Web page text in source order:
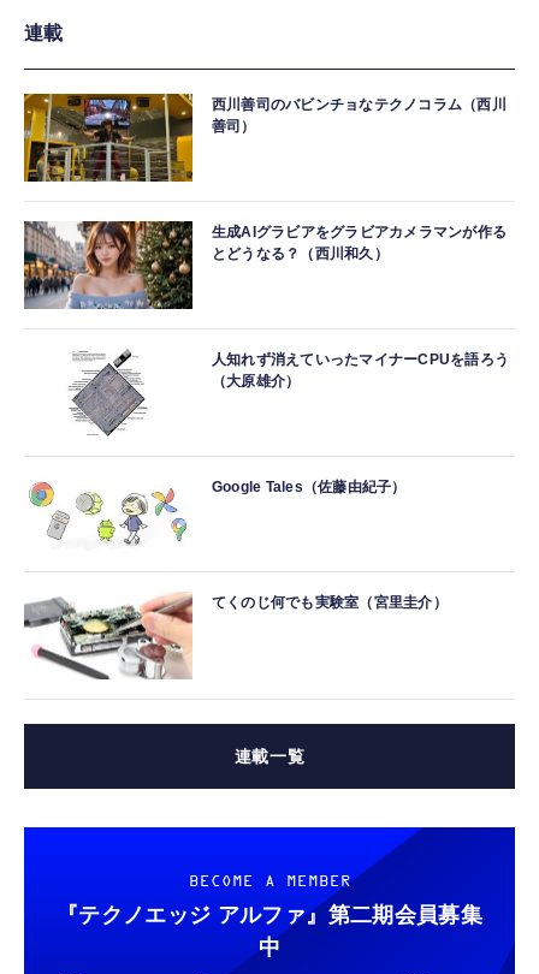
連載
西川善司のバビンチョなテクノコラム（西川
善司）
生成AIグラビアをグラビアカメラマンが作る
とどうなる？（西川和久）
人知れず消えていったマイナーCPUを語ろう
（大原雄介）
Google Tales（佐藤由紀子）
てくのじ何でも実験室（宮里圭介）
連載一覧
BECOME A MEMBER
『テクノエッジ アルファ』 第二期会員募集
中